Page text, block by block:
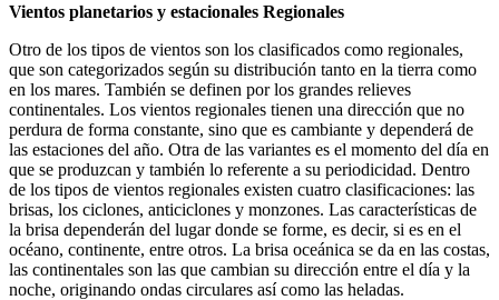
Vientos planetarios y estacionales Regionales
Otro de los tipos de vientos son los clasificados como regionales,
que son categorizados según su distribución tanto en la tierra como
en los mares. También se definen por los grandes relieves
continentales. Los vientos regionales tienen una dirección que no
perdura de forma constante, sino que es cambiante y dependerá de
las estaciones del año. Otra de las variantes es el momento del día en
que se produzcan y también lo referente a su periodicidad. Dentro
de los tipos de vientos regionales existen cuatro clasificaciones: las
brisas, los ciclones, anticiclones y monzones. Las características de
la brisa dependerán del lugar donde se forme, es decir, si es en el
océano, continente, entre otros. La brisa oceánica se da en las costas,
las continentales son las que cambian su dirección entre el día y la
noche, originando ondas circulares así como las heladas.